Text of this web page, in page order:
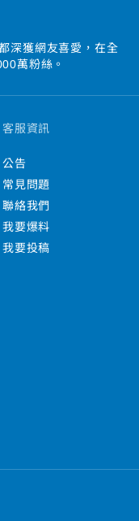
深獲網友喜愛，在全
萬粉絲。
客服資訊
公告
常見問題
聯絡我們
我要爆料
我要投稿